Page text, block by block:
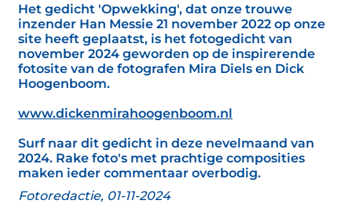
Het gedicht 'Opwekking', dat onze trouwe
inzender Han Messie 21 november 2022 op onze
site heeft geplaatst, is het fotogedicht van
november 2024 geworden op de inspirerende
fotosite van de fotografen Mira Diels en Dick
Hoogenboom.
www.dickenmirahoogenboom.nl
Surf naar dit gedicht in deze nevelmaand van
2024. Rake foto's met prachtige composities
maken ieder commentaar overbodig.
Fotoredactie, 01-11-2024